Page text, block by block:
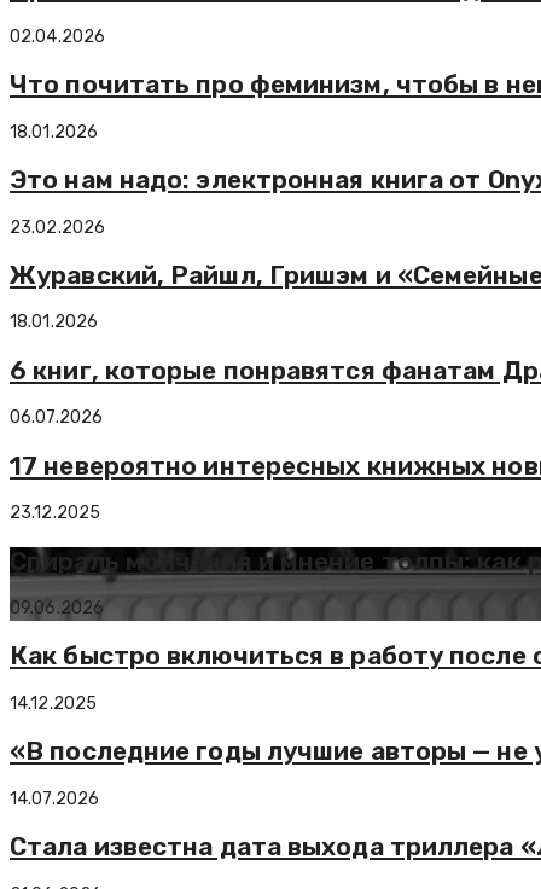
02.04.2026
Что почитать про феминизм, чтобы в
18.01.2026
Это нам надо: электронная книга от
23.02.2026
Журавский, Райшл, Гришэм и
18.01.2026
6 книг, которые понравятся фанатам
06.07.2026
17 невероятно интересных книжных
23.12.2025
Спираль молчания и мнение толпы:
09.06.2026
Как быстро включиться в работу после
14.12.2025
«В последние годы лучшие авторы — не
14.07.2026
Стала известна дата выхода триллера